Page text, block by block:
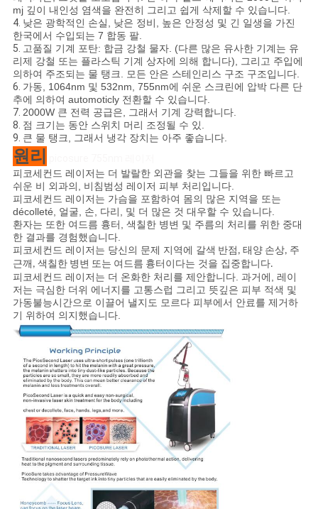
mj 깊이 내인성 염색을 완전히 그리고 쉽게 삭제할 수 있습니다.
4. 낮은 광학적인 손실, 낮은 정비, 높은 안정성 및 긴 일생을 가진
한국에서 수입되는 7 합동 팔.
5. 고품질 기계 포탄: 합금 강철 물자. (다른 많은 유사한 기계는 유
리제 강철 또는 플라스틱 기계 상자에 의해 합니다), 그리고 주입에
의하여 주조되는 물 탱크. 모든 안은 스테인리스 구조 구조입니다.
6. 가동, 1064nm 및 532nm, 755nm에 쉬운 스크린에 압박 다른 단
추에 의하여 automoticly 전환할 수 있습니다.
7. 2000W 큰 전력 공급은, 그래서 기계 강력합니다.
8. 점 크기는 동안 스위치 머리 조정될 수 있.
9. 큰 물 탱크, 그래서 냉각 장치는 아주 좋습니다.
원리
피코세컨드 레이저는 더 발랄한 외관을 찾는 그들을 위한 빠르고
쉬운 비 외과의, 비침범성 레이저 피부 처리입니다.
피코세컨드 레이저는 가슴을 포함하여 몸의 많은 지역을 또는
décolleté, 얼굴, 손, 다리, 및 더 많은 것 대우할 수 있습니다.
환자는 또한 여드름 흉터, 색칠한 병변 및 주름의 처리를 위한 중대
한 결과를 경험했습니다.
피코세컨드 레이저는 당신의 문제 지역에 갈색 반점, 태양 손상, 주
근깨, 색칠한 병변 또는 여드름 흉터 이다는 것을 집중합니다.
피코세컨드 레이저는 더 온화한 처리를 제안합니다. 과거에, 레이
저는 극심한 더위 에너지를 고통스럽 그리고 뜻깊은 피부 적색 및
가동불능시간으로 이끌어 낼지도 모르다 피부에서 안료를 제거하
기 위하여 의지했습니다.